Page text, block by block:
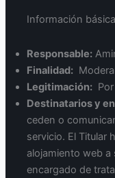
Información
Responsable:
Finalidad:
Legitimación:
Destinatarios y
ceden o
servicio. El Titular
alojamiento web
encargado de